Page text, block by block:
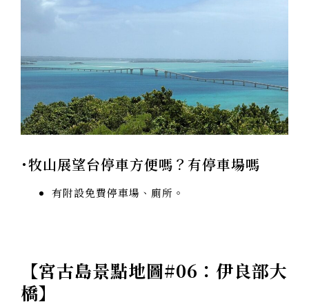
･牧山展望台停車方便嗎？有停車場嗎
有附設免費停車場、廁所。
【宮古島景點地圖#06：伊良部大
橋】